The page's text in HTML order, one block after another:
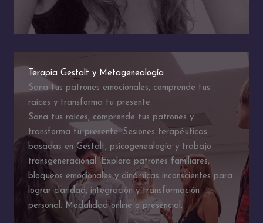
Terapia Gestalt y Metagenealogía
Sana tus patrones emocionales, comprende tus
raíces y transforma tu presente.
Sana tus raíces, comprende tus patrones y
transforma tu presente. Sesiones terapéuticas
basadas en Gestalt, psicogenealogía y trabajo
transgeneracional. Explora patrones familiares,
bloqueos emocionales y dinámicas inconscientes para
lograr claridad, integración y transformación
personal. Modalidad online o presencial.